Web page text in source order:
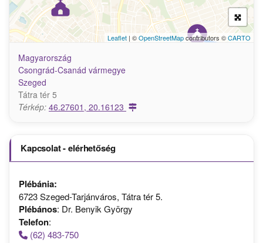
Leaflet | ©OpenStreetMapcontributors ©CARTO
Magyarország
Csongrád-Csanád vármegye
Szeged
Tátra tér 5
Térkép: 46.27601, 20.16123
Kapcsolat - elérhetőség
Plébánia:
6723 Szeged-Tarjánváros, Tátra tér 5.
Plébános: Dr. Benyik György
Telefon:
(62) 483-750